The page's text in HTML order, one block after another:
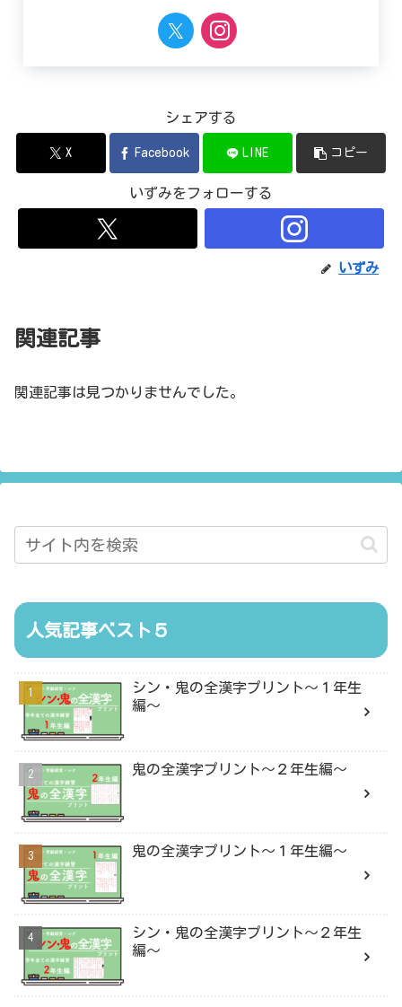
シェアする
X Facebook LINE コピー
いずみをフォローする
いずみ
関連記事
関連記事は見つかりませんでした。
人気記事ベスト５
シン・鬼の全漢字プリント〜１年生
編〜
鬼の全漢字プリント〜２年生編〜
鬼の全漢字プリント〜１年生編〜
シン・鬼の全漢字プリント〜２年生
編〜